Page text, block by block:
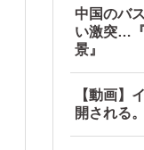
中国のバ
い激突…
景』
【動画】
開される